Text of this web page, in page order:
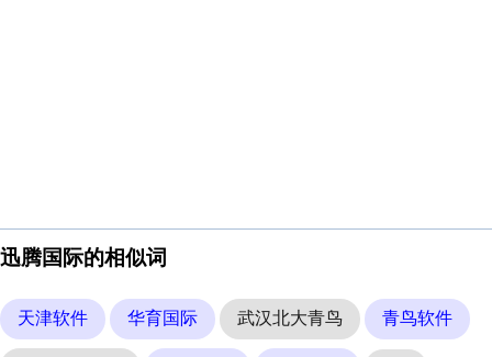
迅腾国际的相似词
天津软件 华育国际 武汉北大青鸟 青鸟软件